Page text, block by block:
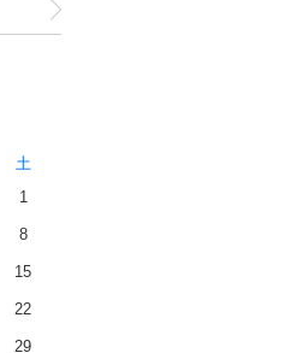
土
1
8
15
22
29